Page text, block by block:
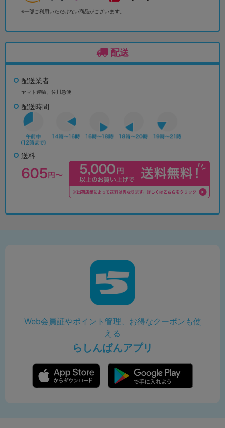
※一部ご利用いただけない商品がございます。
配送
配送業者
ヤマト運輸、佐川急便
配送時間
送料
Web会員証やポイント管理、お得なクーポンも使
える
らしんばんアプリ